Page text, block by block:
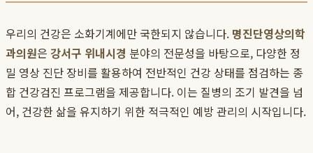
우리의 건강은 소화기계에만 국한되지 않습니다. 명진단영상의학
과의원은 강서구 위내시경 분야의 전문성을 바탕으로, 다양한 정
밀 영상 진단 장비를 활용하여 전반적인 건강 상태를 점검하는 종
합 건강검진 프로그램을 제공합니다. 이는 질병의 조기 발견을 넘
어, 건강한 삶을 유지하기 위한 적극적인 예방 관리의 시작입니다.